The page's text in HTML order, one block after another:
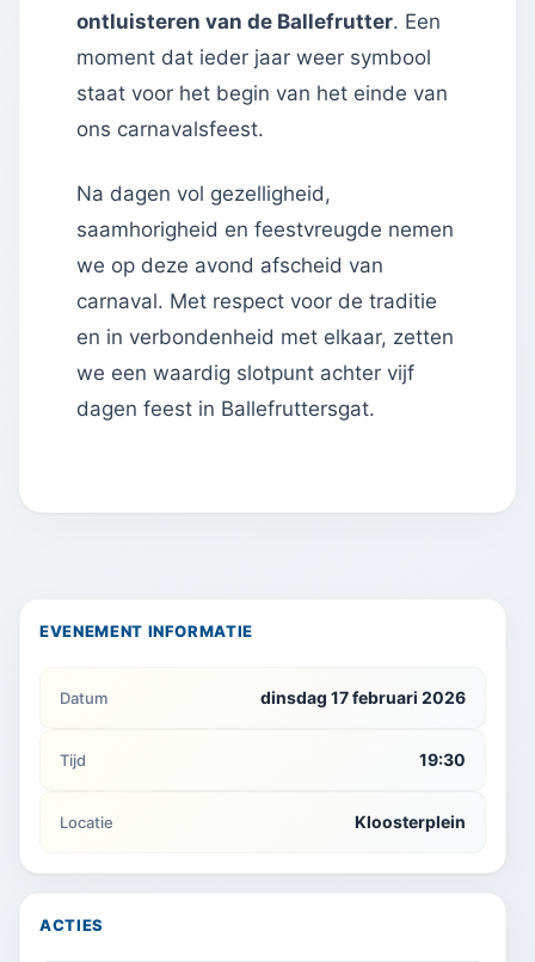
ontluisteren van de Ballefrutter. Een
moment dat ieder jaar weer symbool
staat voor het begin van het einde van
ons carnavalsfeest.
Na dagen vol gezelligheid,
saamhorigheid en feestvreugde nemen
we op deze avond afscheid van
carnaval. Met respect voor de traditie
en in verbondenheid met elkaar, zetten
we een waardig slotpunt achter vijf
dagen feest in Ballefruttersgat.
EVENEMENT INFORMATIE
Datum dinsdag 17 februari 2026
Tijd 19:30
Locatie Kloosterplein
ACTIES